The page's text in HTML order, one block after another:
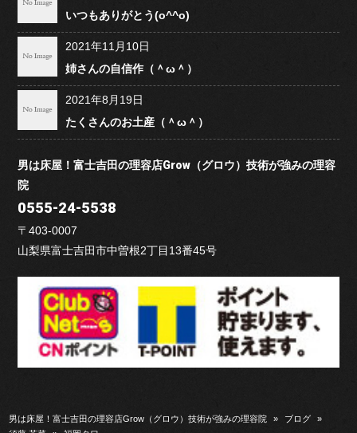
いつもありがとう(o^^o)
2021年11月10日
姉さんの自信作（＾ω＾）
2021年8月19日
たくさんのお土産（＾ω＾）
男は床屋！富士吉田の理容店Grow（グロウ）技術が強みの理容
院
0555-24-5538
〒403-0007
山梨県富士吉田市中曽根2丁目13番45号
男は床屋！富士吉田の理容店Grow（グロウ）技術が強みの理容院 » ブログ
»